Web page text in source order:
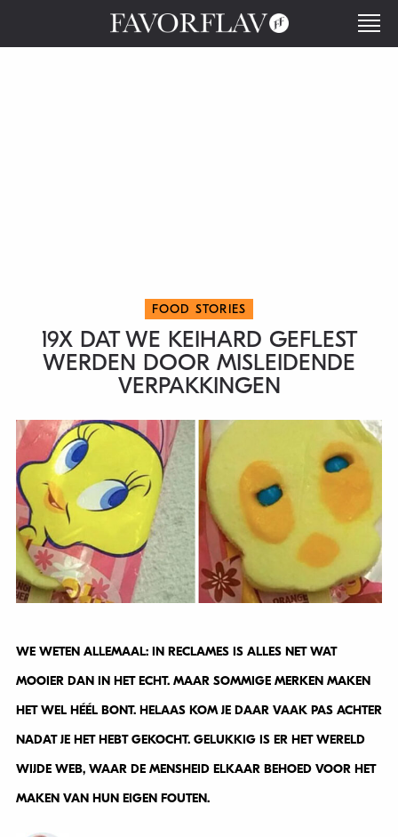
FOOD STORIES
19X DAT WE KEIHARD GEFLEST
WERDEN DOOR MISLEIDENDE
VERPAKKINGEN
WE WETEN ALLEMAAL: IN RECLAMES IS ALLES NET WAT
MOOIER DAN IN HET ECHT. MAAR SOMMIGE MERKEN MAKEN
HET WEL HÉÉL BONT. HELAAS KOM JE DAAR VAAK PAS ACHTER
NADAT JE HET HEBT GEKOCHT. GELUKKIG IS ER HET WERELD
WIJDE WEB, WAAR DE MENSHEID ELKAAR BEHOED VOOR HET
MAKEN VAN HUN EIGEN FOUTEN.